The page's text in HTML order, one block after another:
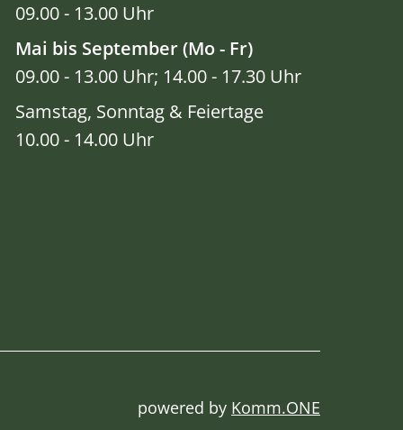
09.00 - 13.00 Uhr
Mai bis September (Mo - Fr)
09.00 - 13.00 Uhr; 14.00 - 17.30 Uhr
Samstag, Sonntag & Feiertage
10.00 - 14.00 Uhr
powered by Komm.ONE